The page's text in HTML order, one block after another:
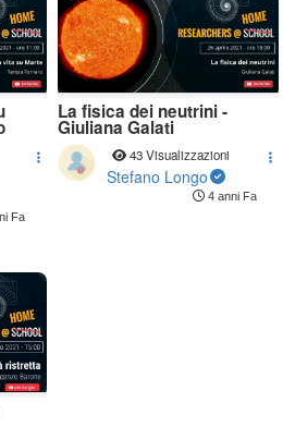
Fa
La fisica dei neutrini -
Giuliana Galati
43 Visualizzazioni
Stefano Longo
4 anni Fa